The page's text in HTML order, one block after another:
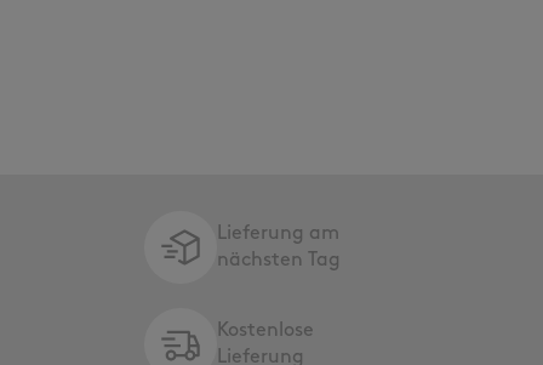
Lieferung am
nächsten Tag
Kostenlose
Lieferung